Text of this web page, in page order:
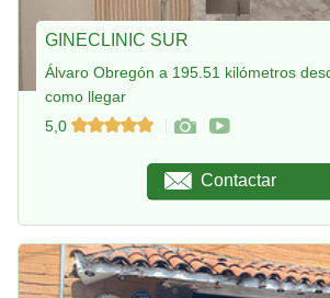
GINECLINIC SUR
Álvaro Obregón a 195.51 kilómetros
como llegar
5,0
Contactar